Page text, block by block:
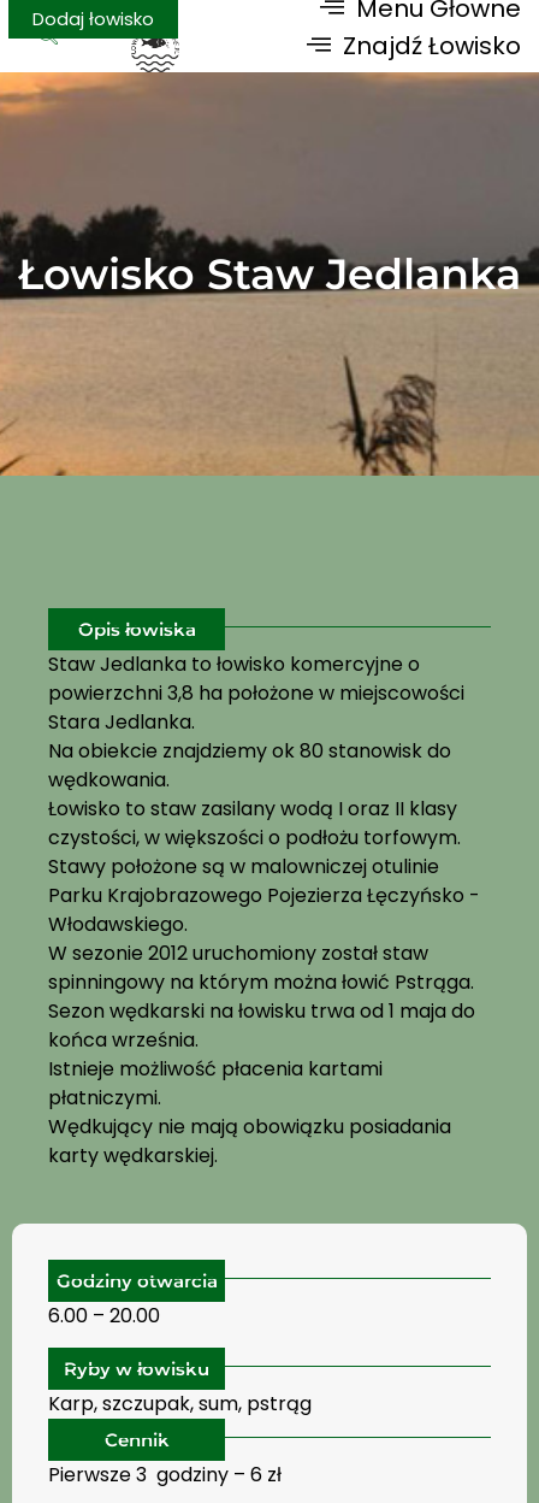
Znajdź Łowisko
Dodaj łowisko Menu Głowne
Łowisko Staw Jedlanka
Opis łowiska
Staw Jedlanka to łowisko komercyjne o
powierzchni 3,8 ha położone w miejscowości
Stara Jedlanka.
Na obiekcie znajdziemy ok 80 stanowisk do
wędkowania.
Łowisko to staw zasilany wodą I oraz II klasy
czystości, w większości o podłożu torfowym.
Stawy położone są w malowniczej otulinie
Parku Krajobrazowego Pojezierza Łęczyńsko -
Włodawskiego.
W sezonie 2012 uruchomiony został staw
spinningowy na którym można łowić Pstrąga.
Sezon wędkarski na łowisku trwa od 1 maja do
końca września.
Istnieje możliwość płacenia kartami
płatniczymi.
Wędkujący nie mają obowiązku posiadania
karty wędkarskiej.
Godziny otwarcia
6.00 – 20.00
Ryby w łowisku
Karp, szczupak, sum, pstrąg
Cennik
Pierwsze 3 godziny – 6 zł